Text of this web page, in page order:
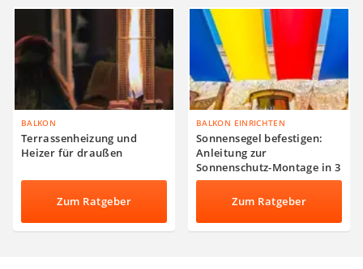
BALKON
Terrassenheizung und
Heizer für draußen
Zum Ratgeber
BALKON EINRICHTEN
Sonnensegel befestigen:
Anleitung zur
Sonnenschutz-Montage in 3
Schritten
Zum Ratgeber